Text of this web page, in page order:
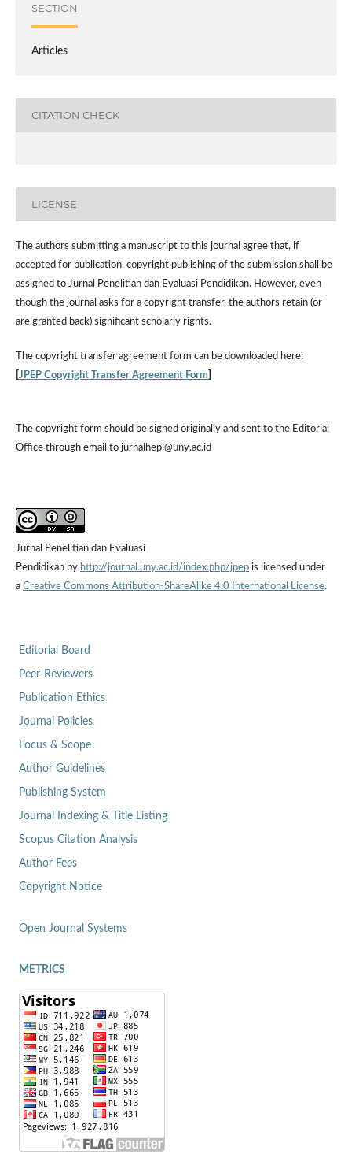
SECTION
Articles
CITATION CHECK
LICENSE
The authors submitting a manuscript to this journal agree that, if
accepted for publication, copyright publishing of the submission shall be
assigned to Jurnal Penelitian dan Evaluasi Pendidikan. However, even
though the journal asks for a copyright transfer, the authors retain (or
are granted back) significant scholarly rights.
Thecopyright transfer agreement form can be downloaded here:
JPEP Copyright Transfer Agreement Form]
The copyright form should be signed originally and sent to the Editorial
Office through email to jurnalhepi@uny.ac.id
Jurnal Penelitian dan Evaluasi
Pendidikan by http://journal.uny.ac.id/index.php/jpepis licensed under
a Creative Commons Attribution-ShareAlike 4.0 International License.
Editorial Board
Peer-Reviewers
Publication Ethics
Journal Policies
Focus & Scope
Author Guidelines
Publishing System
Journal Indexing & Title Listing
Scopus Citation Analysis
Author Fees
Copyright Notice
Open Journal Systems
METRICS